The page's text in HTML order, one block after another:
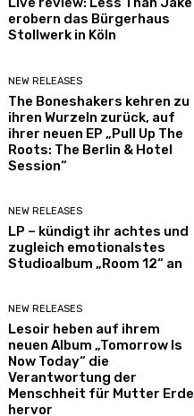
erobern das Bürgerhaus
Stollwerk in Köln
NEW RELEASES
The Boneshakers kehren zu
ihren Wurzeln zurück, auf
ihrer neuen EP „Pull Up The
Roots: The Berlin & Hotel
Session“
NEW RELEASES
LP – kündigt ihr achtes und
zugleich emotionalstes
Studioalbum „Room 12“ an
NEW RELEASES
Lesoir heben auf ihrem
neuen Album „Tomorrow Is
Now Today“ die
Verantwortung der
Menschheit für Mutter Erde
hervor